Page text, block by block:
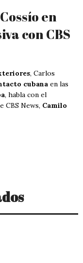
en
con CBS
, Carlos
cubana en las
, habla con el
CBS News, Camilo